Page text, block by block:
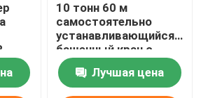
10 тонн 60 м
самостоятельно
устанавливающийся
башенный кран с
головой молота
Лучшая цена